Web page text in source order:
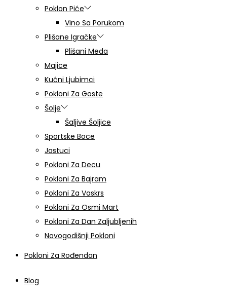
Poklon Piće
Vino Sa Porukom
Plišane Igračke
Plišani Meda
Majice
Kućni Ljubimci
Pokloni Za Goste
Šolje
Šaljive Šoljice
Sportske Boce
Jastuci
Pokloni Za Decu
Pokloni Za Bajram
Pokloni Za Vaskrs
Pokloni Za Osmi Mart
Pokloni Za Dan Zaljubljenih
Novogodišnji Pokloni
Pokloni Za Rođendan
Blog